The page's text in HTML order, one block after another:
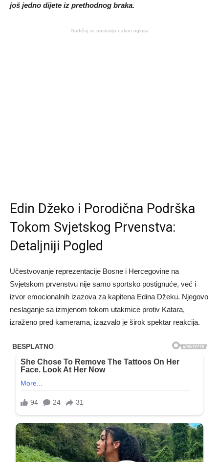
još jedno dijete iz prethodnog braka.
Sadržaj se nastavlja nakon oglasa
Edin Džeko i Porodična Podrška
Tokom Svjetskog Prvenstva:
Detaljniji Pogled
Učestvovanje reprezentacije Bosne i Hercegovine na
Svjetskom prvenstvu nije samo sportsko postignuće, već i
izvor emocionalnih izazova za kapitena Edina Džeku. Njegovo
neslaganje sa izmjenom tokom utakmice protiv Katara,
izraženo pred kamerama, izazvalo je širok spektar reakcija.